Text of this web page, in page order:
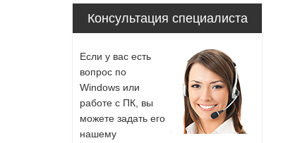
Консультация специалиста
Если у вас есть
вопрос по
Windows или
работе с ПК, вы
можете задать его
нашему